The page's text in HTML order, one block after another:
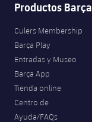
Productos Barça
Culers Membership
Barça Play
Entradas y Museo
Barça App
Tienda online
Centro de
Ayuda/FAQs